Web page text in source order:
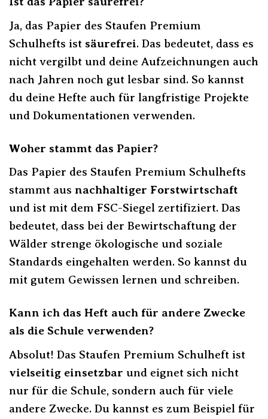
Ja, das Papier des Staufen Premium
Schulhefts ist säurefrei. Das bedeutet, dass es
nicht vergilbt und deine Aufzeichnungen auch
nach Jahren noch gut lesbar sind. So kannst
du deine Hefte auch für langfristige Projekte
und Dokumentationen verwenden.
Woher stammt das Papier?
Das Papier des Staufen Premium Schulhefts
stammt aus nachhaltiger Forstwirtschaft
und ist mit dem FSC-Siegel zertifiziert. Das
bedeutet, dass bei der Bewirtschaftung der
Wälder strenge ökologische und soziale
Standards eingehalten werden. So kannst du
mit gutem Gewissen lernen und schreiben.
Kann ich das Heft auch für andere Zwecke
als die Schule verwenden?
Absolut! Das Staufen Premium Schulheft ist
vielseitig einsetzbar und eignet sich nicht
nur für die Schule, sondern auch für viele
andere Zwecke. Du kannst es zum Beispiel für